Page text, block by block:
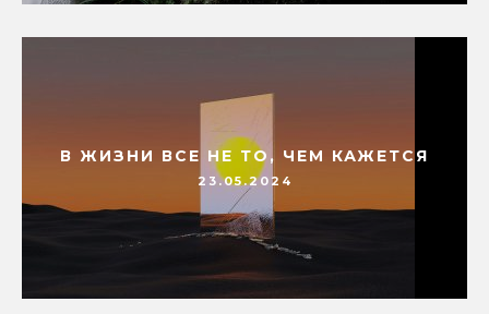
В ЖИЗНИ ВСЕ НЕ ТО, ЧЕМ КАЖЕТСЯ
23.05.2024